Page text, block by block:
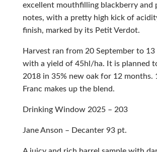
excellent mouthfilling blackberry and
notes, with a pretty high kick of
finish, marked by its Petit Verdot.
Harvest ran from 20 September to 13
with a yield of 45hl/ha. It is planned
2018 in 35% new oak for 12 months.
Franc makes up the blend.
Drinking Window 2025 – 203
Jane Anson – Decanter 93 pt.